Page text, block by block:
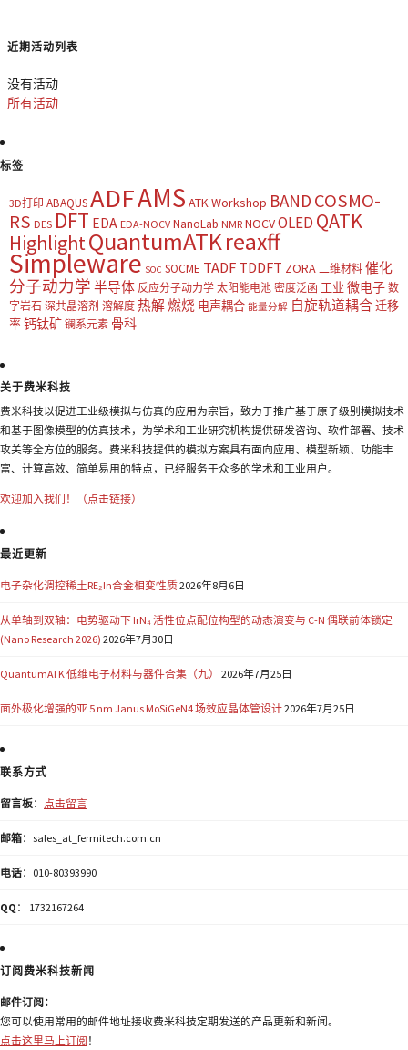
近期活动列表
没有活动
所有活动
标签
3D打印 ABAQUSADFAMS ATK Workshop BAND COSMO-
RS DES DFT EDA EDA-NOCV NanoLab NMR NOCVOLED QATK
HighlightQuantumATKreaxff
Simpleware SOC SOCME TADF TDDFT ZORA 二维材料 催化
分子动力学 半导体 反应分子动力学 太阳能电池 密度泛函 工业 微电子 数
字岩石 深共晶溶剂 溶解度 热解燃烧 电声耦合 能量分解 自旋轨道耦合迁移
率钙钛矿 镧系元素 骨科
关于费米科技
费米科技以促进工业级模拟与仿真的应用为宗旨，致力于推广基于原子级别模拟技术
和基于图像模型的仿真技术，为学术和工业研究机构提供研发咨询、软件部署、技术
攻关等全方位的服务。费米科技提供的模拟方案具有面向应用、模型新颖、功能丰
富、计算高效、简单易用的特点，已经服务于众多的学术和工业用户。
欢迎加入我们！（点击链接）
最近更新
电子杂化调控稀土RE₂In合金相变性质2026年8月6日
从单轴到双轴：电势驱动下 IrN₄ 活性位点配位构型的动态演变与 C-N 偶联前体锁定
(Nano Research 2026) 2026年7月30日
QuantumATK 低维电子材料与器件合集（九） 2026年7月25日
面外极化增强的亚 5 nm Janus MoSiGeN4 场效应晶体管设计2026年7月25日
联系方式
留言板： 点击留言
邮箱：sales_at_fermitech.com.cn
电话：010-80393990
QQ ： 1732167264
订阅费米科技新闻
邮件订阅：
您可以使用常用的邮件地址接收费米科技定期发送的产品更新和新闻。
点击这里马上订阅 ！